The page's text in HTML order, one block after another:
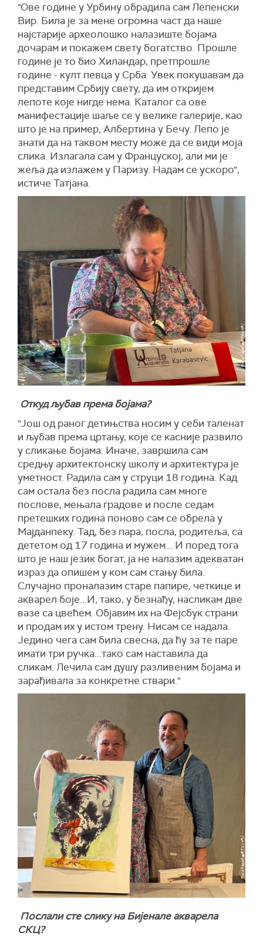
"Ове године у Урбину обрадила сам Лепенски
Вир. Била је за мене огромна част да наше
најстарије археолошко налазиште бојама
дочарам и покажем свету богатство. Прошле
године је то био Хиландар, претпрошле
године - култ певца у Срба. Увек покушавам да
представим Србију свету, да им откријем
лепоте које нигде нема. Каталог са ове
манифестације шаље се у велике галерије, као
што је на пример, Албертина у Бечу. Лепо је
знати да на таквом месту може да се види моја
слика. Излагала сам у Француској, али ми је
жеља да излажем у Паризу. Надам се ускоро",
истиче Татјана.
Откуд љубав према бојама?
"Још од раног детињства носим у себи таленат
и љубав према цртању, које се касније развило
у сликање бојама. Иначе, завршила сам
средњу архитектонску школу и архитектура је
уметност. Радила сам у струци 18 година. Кад
сам остала без посла радила сам многе
послове, мењала градове и после седам
претешких година поново сам се обрела у
Мајданпеку. Тад, без пара, посла, родитеља, са
дететом од 17 година и мужем... И поред тога
што је наш језик богат, ја не налазим адекватан
израз да опишем у ком сам стању била.
Случајно проналазим старе папире, четкице и
акварел боје...И, тако, у безнађу, насликам две
вазе са цвећем. Објавим их на Фејсбук страни
и продам их у истом трену. Нисам се надала.
Једино чега сам била свесна, да ћу за те паре
имати три ручка...тако сам наставила да
сликам. Лечила сам душу разливеним бојама и
зарађивала за конкретне ствари."
Послали сте слику на Бијенале акварела
СКЦ?